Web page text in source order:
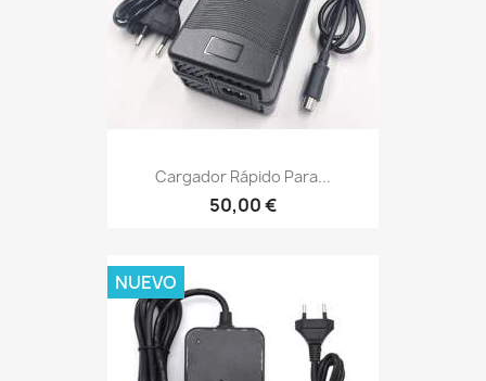
Cargador Rápido Para...
50,00 €
NUEVO